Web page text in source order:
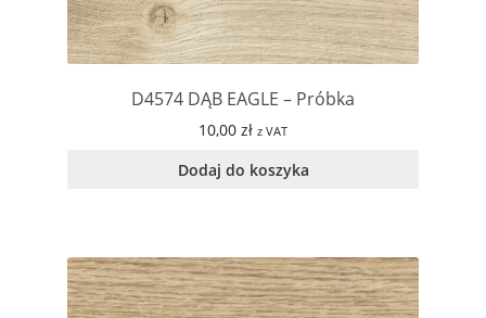
D4574 DĄB EAGLE – Próbka
10,00 zł z VAT
Dodaj do koszyka